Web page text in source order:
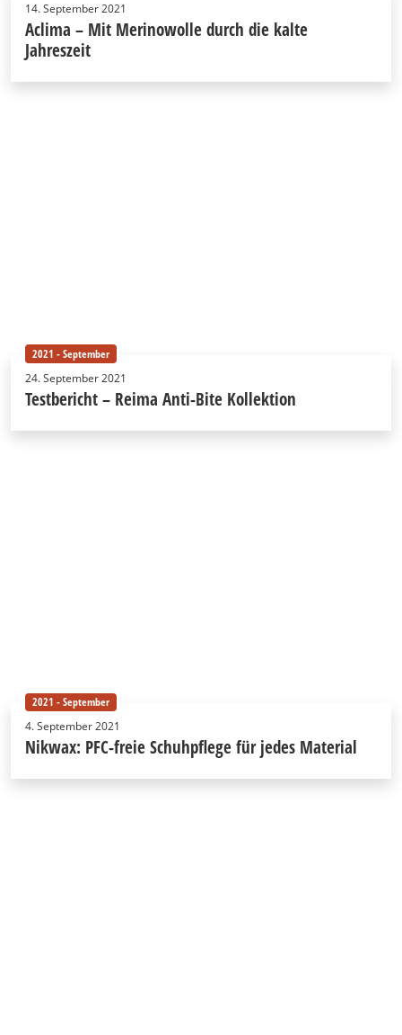
14. September 2021
Aclima – Mit Merinowolle durch die kalte
Jahreszeit
2021 - September
24. September 2021
Testbericht – Reima Anti-Bite Kollektion
2021 - September
4. September 2021
Nikwax: PFC-freie Schuhpflege für jedes Material